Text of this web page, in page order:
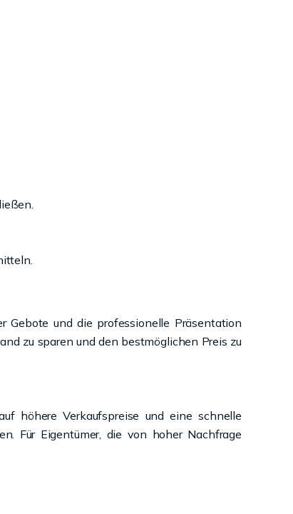
Gebote und die professionelle Präsentation
zu sparen und den bestmöglichen Preis zu
höhere Verkaufspreise und eine schnelle
Für Eigentümer, die von hoher Nachfrage